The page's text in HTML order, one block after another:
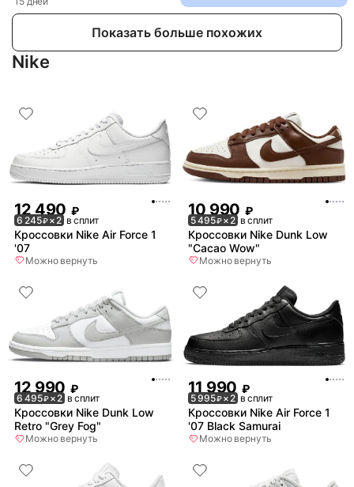
Показать больше похожих
Nike
12 490 ₽
6 245₽× 2 в сплит
Кроссовки Nike Air Force 1
'07
Можно вернуть
10 990 ₽
5 495₽× 2 в сплит
Кроссовки Nike Dunk Low
"Cacao Wow"
Можно вернуть
12 990 ₽
6 495₽× 2 в сплит
Кроссовки Nike Dunk Low
Retro "Grey Fog"
Можно вернуть
11 990 ₽
5 995₽× 2 в сплит
Кроссовки Nike Air Force 1
'07 Black Samurai
Можно вернуть